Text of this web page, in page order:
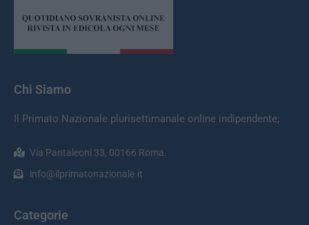
Chi Siamo
Il Primato Nazionale plurisettimanale online indipendente;
Via Pantaleoni 33, 00166 Roma.
info@ilprimatonazionale.it
Categorie